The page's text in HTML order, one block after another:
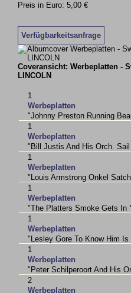
Preis in Euro: 5,00 €
Verfügbarkeitsanfrage
Coveransicht: Werbeplatten -
LINCOLN
1
Werbeplatten
"Johnny Preston Running
1
Werbeplatten
"Bill Justis And His Orch.
1
Werbeplatten
"Louis Armstrong Onkel
1
Werbeplatten
"The Platters Smoke Gets In
1
Werbeplatten
"Lesley Gore To Know Him Is
1
Werbeplatten
"Peter Schilperoort And His
2
Werbeplatten